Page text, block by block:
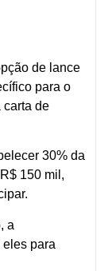
de lance
para o
carta de
30% da
150 mil,
a
para